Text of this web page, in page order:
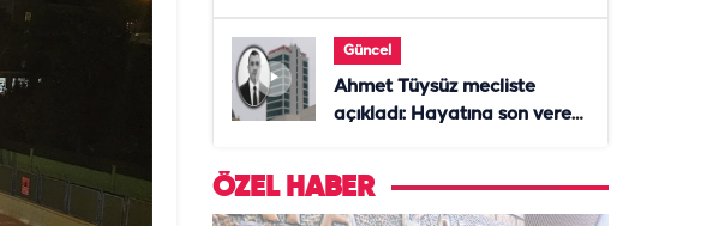
Güncel
Ahmet Tüysüz mecliste
açıkladı: Hayatına son veren
ÖZEL HABER